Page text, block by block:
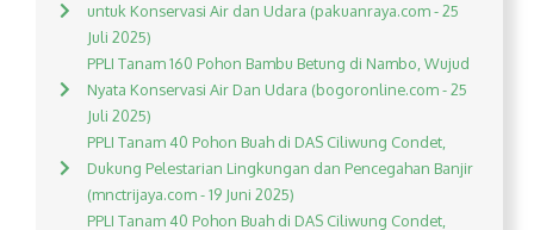
untuk Konservasi Air dan Udara (pakuanraya.com - 25
Juli 2025)
PPLI Tanam 160 Pohon Bambu Betung di Nambo, Wujud
Nyata Konservasi Air Dan Udara (bogoronline.com - 25
Juli 2025)
PPLI Tanam 40 Pohon Buah di DAS Ciliwung Condet,
Dukung Pelestarian Lingkungan dan Pencegahan Banjir
(mnctrijaya.com - 19 Juni 2025)
PPLI Tanam 40 Pohon Buah di DAS Ciliwung Condet,